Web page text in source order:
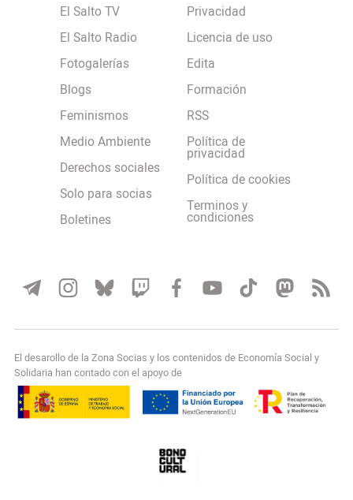
El Salto TV
El Salto Radio
Fotogalerías
Blogs
Feminismos
Medio Ambiente
Derechos sociales
Solo para socias
Boletines
Privacidad
Licencia de uso
Edita
Formación
RSS
Política de
privacidad
Política de cookies
Terminos y
condiciones
El desarollo de la Zona Socias y los contenidos de Economía Social y
Solidaria han contado con el apoyo de